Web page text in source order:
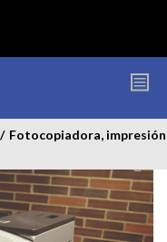
/ Fotocopiadora, impresión